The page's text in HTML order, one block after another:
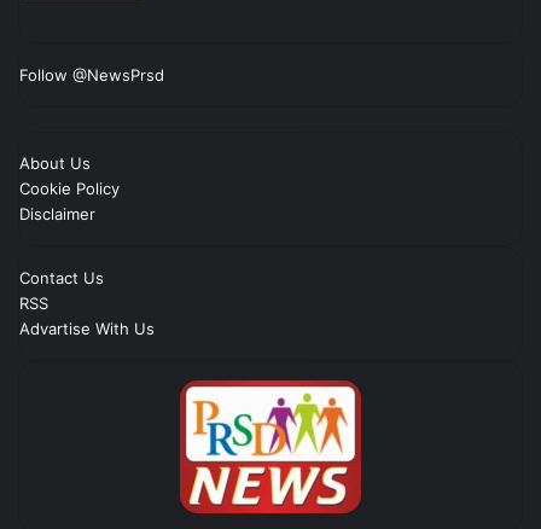
Follow @NewsPrsd
About Us
Cookie Policy
Disclaimer
Contact Us
RSS
Advartise With Us